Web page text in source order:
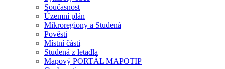
Současnost
Územní plán
Mikroregiony a Studená
Pověsti
Místní části
Studená z letadla
Mapový PORTÁL MAPOTIP